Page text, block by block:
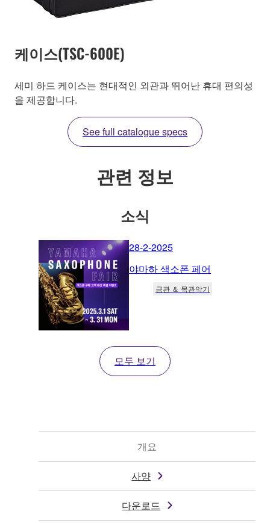
케이스(TSC-600E)
세미 하드 케이스는 현대적인 외관과 뛰어난 휴대 편의성
을 제공합니다.
See full catalogue specs
관련 정보
소식
28-2-2025
야마하 색소폰 페어
금관 ＆ 목관악기
모두 보기
개요
사양
다운로드